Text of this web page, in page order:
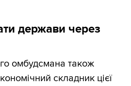
держави через
омбудсмана також
складник цієї